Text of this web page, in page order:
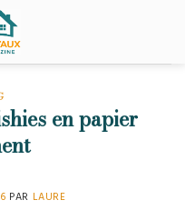
en papier
PAR LAURE